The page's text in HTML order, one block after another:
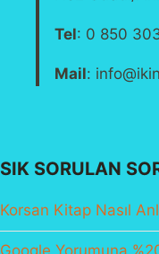
Tel: 0 850
Mail:
SIK SORULAN
Korsan Kitap Nasıl